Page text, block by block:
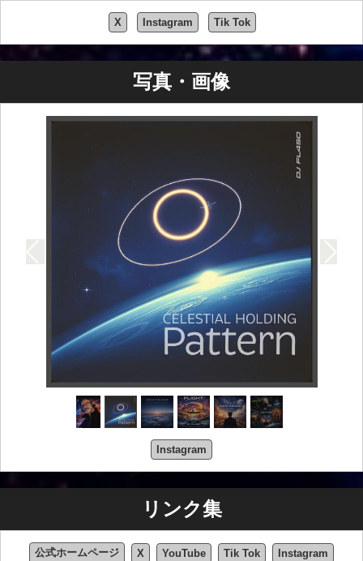
X Instagram Tik Tok
写真・画像
Instagram
リンク集
公式ホームページ X YouTube Tik Tok Instagram